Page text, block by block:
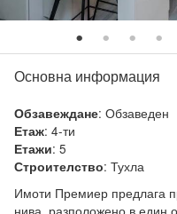
Основна информация
Обзавеждане: Обзаведен
Етаж: 4-ти
Етажи: 5
Строителство: Тухла
Имоти Премиер предлага
нива, разположено в един